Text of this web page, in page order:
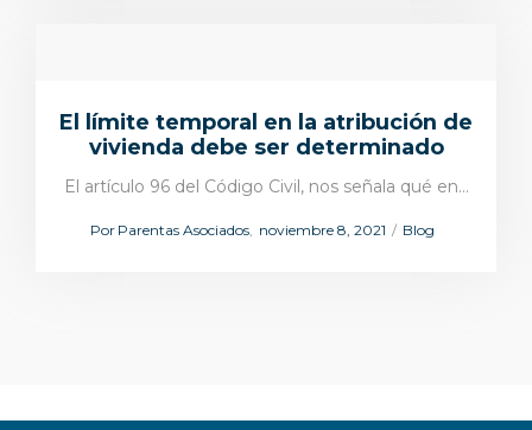
El límite temporal en la atribución de
vivienda debe ser determinado
El artículo 96 del Código Civil, nos señala qué en…
Por Parentas Asociados noviembre 8, 2021 Blog